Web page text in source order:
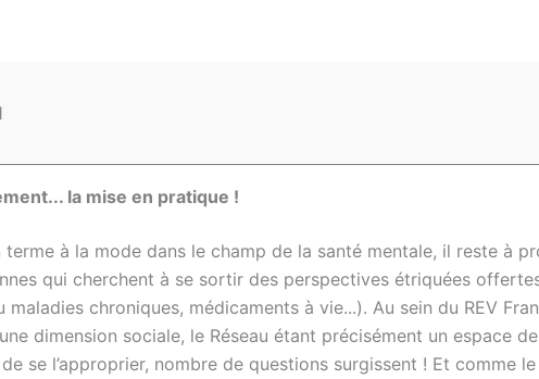
la mise en pratique !
à la mode dans le champ de la santé mentale, il reste à
qui cherchent à se sortir des perspectives étriquées
chroniques, médicaments à vie...). Au sein du REV
dimension sociale, le Réseau étant précisément un espace
se l’approprier, nombre de questions surgissent ! Et comme